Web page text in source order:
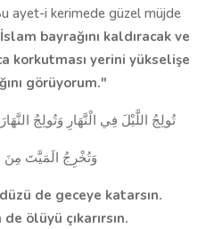
ayet-i kerimede güzel müjde
bayrağını kaldıracak ve
korkutması yerini yükselişe
görüyorum."
تُولِجُ اللَّيْلَ فِي الْنَّهَارِ وَتُولِجُ
وَتُخْرِجُ الَمَيَّتَ
de geceye katarsın.
ölüyü çıkarırsın.